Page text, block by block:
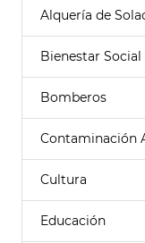
Alquería de
Bienestar Social
Bomberos
Contaminación
Cultura
Educación